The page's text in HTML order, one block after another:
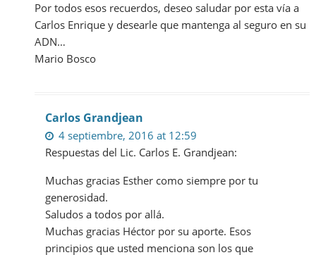
Por todos esos recuerdos, deseo saludar por esta vía a
Carlos Enrique y desearle que mantenga al seguro en su
ADN…
Mario Bosco
Carlos Grandjean
4 septiembre, 2016 at 12:59
Respuestas del Lic. Carlos E. Grandjean:
Muchas gracias Esther como siempre por tu
generosidad.
Saludos a todos por allá.
Muchas gracias Héctor por su aporte. Esos
principios que usted menciona son los que